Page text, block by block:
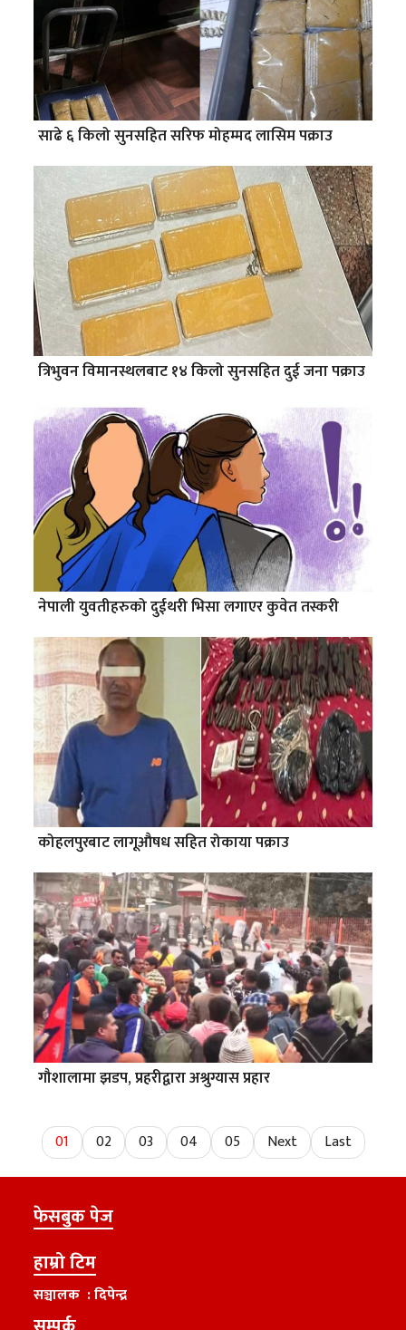
साढे ६ किलो सुनसहित सरिफ मोहम्मद लासिम पक्राउ
त्रिभुवन विमानस्थलबाट १४ किलो सुनसहित दुई जना पक्राउ
नेपाली युवतीहरुको दुईथरी भिसा लगाएर कुवेत तस्करी
कोहलपुरबाट लागूऔषध सहित रोकाया पक्राउ
गौशालामा झडप, प्रहरीद्वारा अश्रुग्यास प्रहार
01 02 03 04 05 Next Last
फेसबुक पेज
हाम्रो टिम
सञ्चालक : दिपेन्द्र